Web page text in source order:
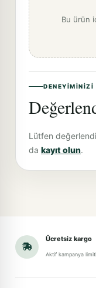
Bu ürün
DENEYIMINIZI
Lütfen
da kayıt olun.
Ücretsiz kargo
Aktif kampanya